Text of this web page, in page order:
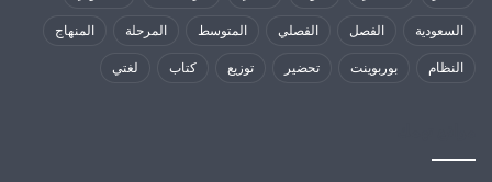
السعودية الفصل الفصلي المتوسط المرحلة المنهاج
النظام بوربوينت تحضير توزيع كتاب لغتي